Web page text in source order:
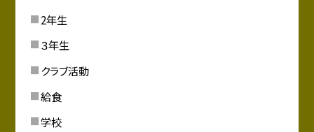
2年生
３年生
クラブ活動
給食
学校